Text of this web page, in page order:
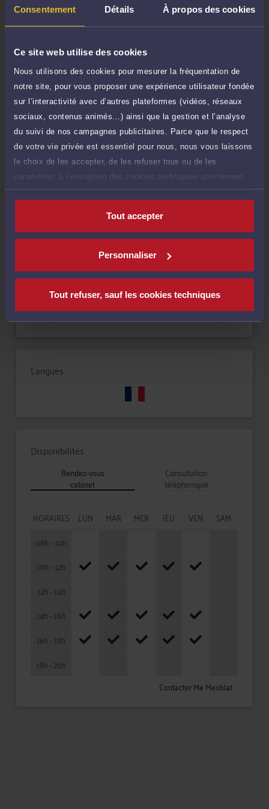
Consentement Détails À propos des cookies
Ce site web utilise des cookies
Nous utilisons des cookies pour mesurer la fréquentation de
notre site, pour vous proposer une expérience utilisateur fondée
sur l’interactivité avec d’autres plateformes (vidéos, réseaux
sociaux, contenus animés…) ainsi que la gestion et l’analyse
du suivi de nos campagnes publicitaires. Parce que le respect
de votre vie privée est essentiel pour nous, nous vous laissons
le choix de les accepter, de les refuser tous ou de les
paramétrer, à l’exception des cookies techniques strictement
nécessaires au fonctionnement du site.
Tout accepter
Personnaliser
Tout refuser, sauf les cookies techniques
Réponse concise à votre question (moins TTC
Consultation écrite
Etude de votre dossier + possibilité
d'ajout d'une pièce jointe
150 €
Consulter par écrit
Compétences
Droit de la famille, des personnes et de leur patrimoine
Droit pénal
Langues
Disponibilités
Rendez-vous
cabinet
Consultation
téléphonique
HORAIRES LUN MAR MER JEU VEN
SAM
08h - 10h
10h - 12h
12h - 14h
14h - 16h
16h - 18h
18h - 20h
Contacter Me Meublat